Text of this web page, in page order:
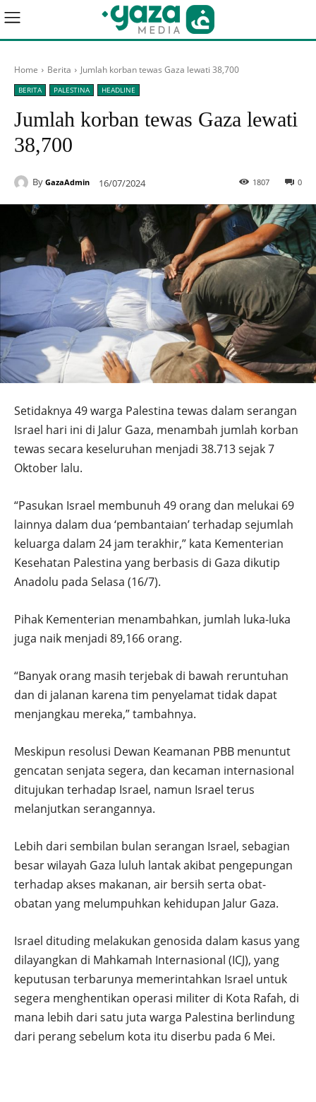
Home Berita Jumlah korban tewas Gaza lewati 38,700
BERITA PALESTINA HEADLINE
Jumlah korban tewas Gaza lewati
38,700
By GazaAdmin 16/07/2024 0
1807
Setidaknya 49 warga Palestina tewas dalam serangan
Israel hari ini di Jalur Gaza, menambah jumlah korban
tewas secara keseluruhan menjadi 38.713 sejak 7
Oktober lalu.
“Pasukan Israel membunuh 49 orang dan melukai 69
lainnya dalam dua ‘pembantaian’ terhadap sejumlah
keluarga dalam 24 jam terakhir,” kata Kementerian
Kesehatan Palestina yang berbasis di Gaza dikutip
Anadolu pada Selasa (16/7).
Pihak Kementerian menambahkan, jumlah luka-luka
juga naik menjadi 89,166 orang.
“Banyak orang masih terjebak di bawah reruntuhan
dan di jalanan karena tim penyelamat tidak dapat
menjangkau mereka,” tambahnya.
Meskipun resolusi Dewan Keamanan PBB menuntut
gencatan senjata segera, dan kecaman internasional
ditujukan terhadap Israel, namun Israel terus
melanjutkan serangannya.
Lebih dari sembilan bulan serangan Israel, sebagian
besar wilayah Gaza luluh lantak akibat pengepungan
terhadap akses makanan, air bersih serta obat-
obatan yang melumpuhkan kehidupan Jalur Gaza.
Israel dituding melakukan genosida dalam kasus yang
dilayangkan di Mahkamah Internasional (ICJ), yang
keputusan terbarunya memerintahkan Israel untuk
segera menghentikan operasi militer di Kota Rafah, di
mana lebih dari satu juta warga Palestina berlindung
dari perang sebelum kota itu diserbu pada 6 Mei.